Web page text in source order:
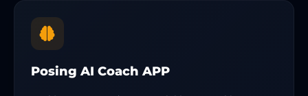
Posing AI Coach APP